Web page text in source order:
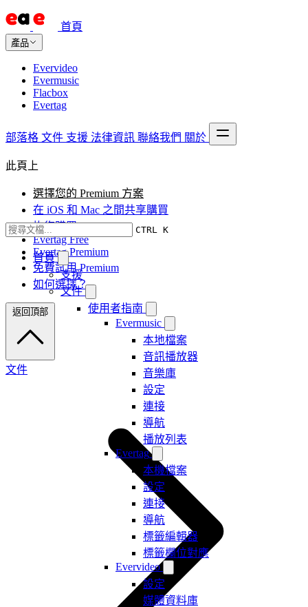
首頁
產品
Evervideo
Evermusic
Flacbox
Evertag
部落格 文件 支援 法律資訊 聯絡我們 關於
CTRL K
首頁
支援
文件
使用者指南
Evermusic
本地檔案
音訊播放器
音樂庫
設定
連接
導航
播放列表
Evertag
本機檔案
設定
連接
導航
標籤編輯器
標籤欄位對應
Evervideo
設定
媒體資料庫
此頁上
選擇您的 Premium 方案
在 iOS 和 Mac 之間共享購買
恢復購買
Evertag Free
Evertag Premium
免費試用 Premium
如何選擇？
返回頂部
文件